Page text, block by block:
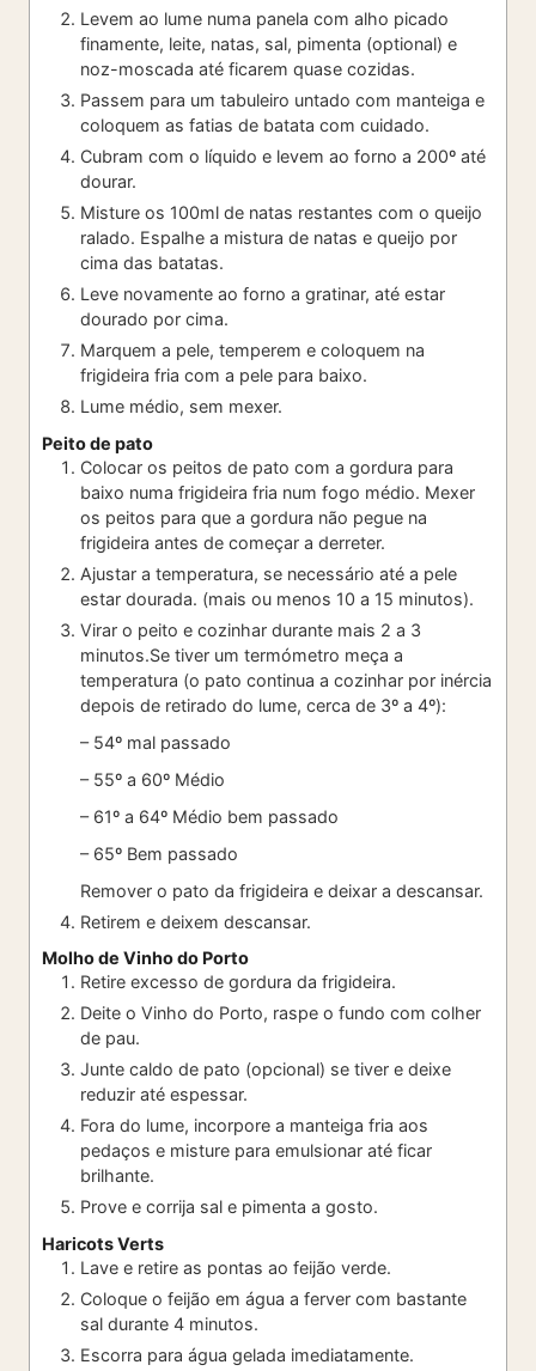
Levem ao lume numa panela com alho picado
finamente, leite, natas, sal, pimenta (optional) e
noz-moscada até ficarem quase cozidas.
Passem para um tabuleiro untado com manteiga e
coloquem as fatias de batata com cuidado.
Cubram com o líquido e levem ao forno a 200º até
dourar.
Misture os 100ml de natas restantes com o queijo
ralado. Espalhe a mistura de natas e queijo por
cima das batatas.
Leve novamente ao forno a gratinar, até estar
dourado por cima.
Marquem a pele, temperem e coloquem na
frigideira fria com a pele para baixo.
Lume médio, sem mexer.
Peito de pato
Colocar os peitos de pato com a gordura para
baixo numa frigideira fria num fogo médio. Mexer
os peitos para que a gordura não pegue na
frigideira antes de começar a derreter.
Ajustar a temperatura, se necessário até a pele
estar dourada. (mais ou menos 10 a 15 minutos).
Virar o peito e cozinhar durante mais 2 a 3
minutos.Se tiver um termómetro meça a
temperatura (o pato continua a cozinhar por inércia
depois de retirado do lume, cerca de 3º a 4º):
– 54º mal passado
– 55º a 60º Médio
– 61º a 64º Médio bem passado
– 65º Bem passado
Remover o pato da frigideira e deixar a descansar.
Retirem e deixem descansar.
Molho de Vinho do Porto
Retire excesso de gordura da frigideira.
Deite o Vinho do Porto, raspe o fundo com colher
de pau.
Junte caldo de pato (opcional) se tiver e deixe
reduzir até espessar.
Fora do lume, incorpore a manteiga fria aos
pedaços e misture para emulsionar até ficar
brilhante.
Prove e corrija sal e pimenta a gosto.
Haricots Verts
Lave e retire as pontas ao feijão verde.
Coloque o feijão em água a ferver com bastante
sal durante 4 minutos.
Escorra para água gelada imediatamente.